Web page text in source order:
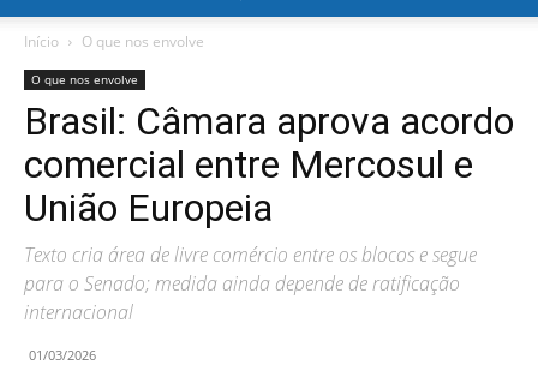
Início O que nos envolve
O que nos envolve
Brasil: Câmara aprova acordo
comercial entre Mercosul e
União Europeia
Texto cria área de livre comércio entre os blocos e segue
para o Senado; medida ainda depende de ratificação
internacional
01/03/2026